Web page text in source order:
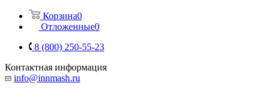
Корзина0
Отложенные0
8 (800) 250-55-23
Контактная информация
info@innmash.ru